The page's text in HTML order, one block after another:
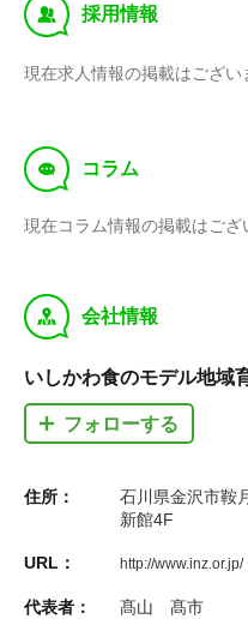
‰ 採用情報
現在求人情報の掲載はござい
f コラム
現在コラム情報の掲載はござ
y 会社情報
いしかわ食のモデル地域
フォローする
住所：
石川県金沢市鞍
新館4F
URL： http://www.inz.or.jp/
代表者： 髙山 髙市